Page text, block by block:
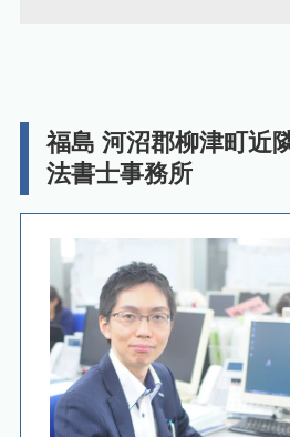
福島 河沼郡柳津町近
法書士事務所